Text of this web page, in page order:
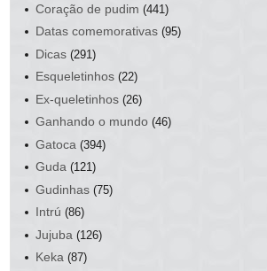
Coração de pudim (441)
Datas comemorativas (95)
Dicas (291)
Esqueletinhos (22)
Ex-queletinhos (26)
Ganhando o mundo (46)
Gatoca (394)
Guda (121)
Gudinhas (75)
Intrú (86)
Jujuba (126)
Keka (87)